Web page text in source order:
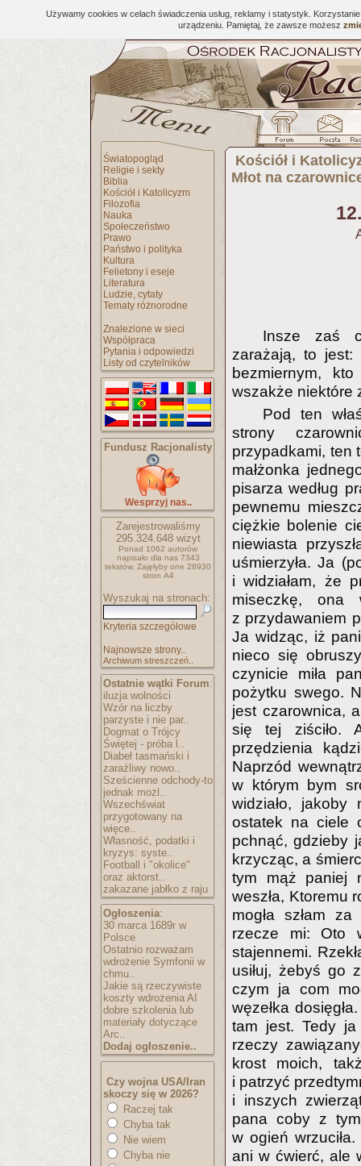
Używamy cookies w celach świadczenia usług, reklamy i statystyk.
urządzeniu. Pamiętaj, że zawsze możesz
Światopogląd
Religie i sekty
Biblia
Kościół i Katolicyzm
Filozofia
Nauka
Społeczeństwo
Prawo
Państwo i polityka
Kultura
Felietony i eseje
Literatura
Ludzie, cytaty
Tematy różnorodne
Znalezione w sieci
Współpraca
Pytania i odpowiedzi
Listy od czytelników
Fundusz Racjonalisty
Wesprzyj nas..
Zarejestrowaliśmy
295.324.648wizyt
Ponad 1062 autorów
napisało dla nas 7343
tekstów. Zajęłyby one 28930
stron A4
Wyszukaj na stronach:
Kryteria szczegółowe
Najnowsze strony..
Archiwum streszczeń..
Ostatnie wątki Forum:
iluzja wolności
Wzór na liczby
parzyste i nie par..
Dogmat o Trójcy
Świętej - próba l..
Diabeł tasmański i
zaraźliwy nowo..
Sześcienne odchody-to
jednak możl..
Wszechświat
przygotowany na
więce..
Własność, podatki i
kryzys: syste..
Football i "okolice"
oraz aktorst..
zakazane jabłko z raju
Ogłoszenia:
30 marca 1689r w
Polsce
Ostatnio rozważam
wdrożenie Symfonii w
chmu..
Jakie są rzeczywiste
koszty wdrożenia AI
dobre szkolenia lub
materiały dotyczące
Arc..
Dodaj ogłoszenie..
Czy wojna USA/Iran
skoczy się w 2026?
Raczej tak
Chyba tak
Nie wiem
Chyba nie
Kościół i
Młot na
Insze zaś
zarażają, to jest:
bezmiernym,
wszakże niektóre
Pod ten
strony
przypadkami, ten
małżonka
pisarza według
pewnemu
ciężkie bolenie
niewiasta
uśmierzyła. Ja
i widziałam, że
miseczkę, ona
z przydawaniem
Ja widząc, iż
nieco się
czynicie miła
pożytku swego.
jest czarownica,
się tej ziściło.
przędzienia
Naprzód
w którym bym
widziało,
ostatek na ciele
pchnąć, gdzieby
krzycząc, a
tym mąż paniej
weszła, Ktoremu
mogła szłam
rzecze mi: Oto
stajennemi.
usiłuj, żebyś go
czym ja com
węzełka
tam jest. Tedy ja
rzeczy
krost moich,
i patrzyć
i inszych
pana coby z
w ogień
ani w ćwierć, ale